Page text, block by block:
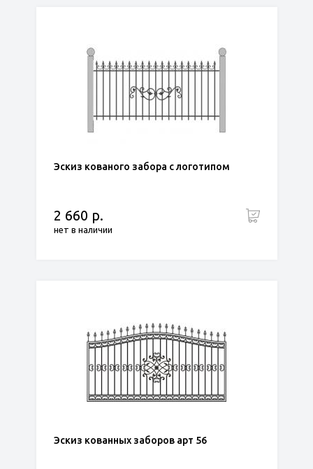
Эскиз кованого забора с логотипом
2 660 р.
нет в наличии
Эскиз кованных заборов арт 56